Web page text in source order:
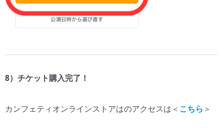
8）チケット購入完了！
カンフェティオンラインストアはのアクセスは＜ こちら ＞